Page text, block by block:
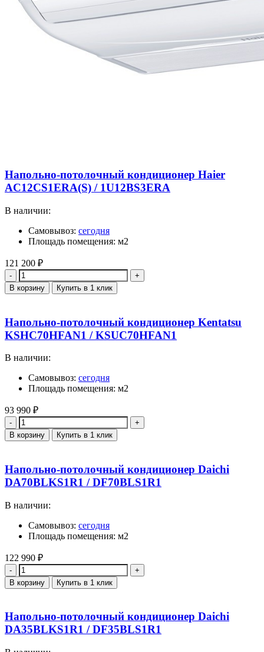
Напольно-потолочный кондиционер Haier
AC12CS1ERA(S) / 1U12BS3ERA
В наличии:
Самовывоз: сегодня
Площадь помещения: м2
121 200 ₽
Количество
В корзину Купить в 1 клик
Напольно-потолочный кондиционер Kentatsu
KSHC70HFAN1 / KSUC70HFAN1
В наличии:
Самовывоз: сегодня
Площадь помещения: м2
93 990 ₽
Количество
В корзину Купить в 1 клик
Напольно-потолочный кондиционер Daichi
DA70BLKS1R1 / DF70BLS1R1
В наличии:
Самовывоз: сегодня
Площадь помещения: м2
122 990 ₽
Количество
В корзину Купить в 1 клик
Напольно-потолочный кондиционер Daichi
DA35BLKS1R1 / DF35BLS1R1